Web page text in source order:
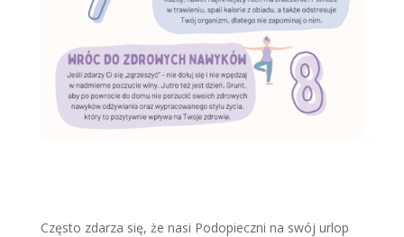
Często zdarza się, że nasi Podopieczni na swój urlop